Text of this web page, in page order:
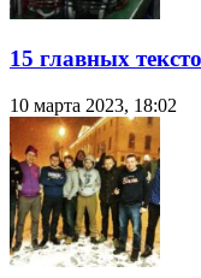
15 главных
10 марта 2023, 18:02